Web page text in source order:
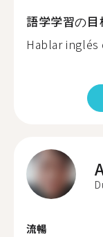
語学学習の目
Hablar
流暢